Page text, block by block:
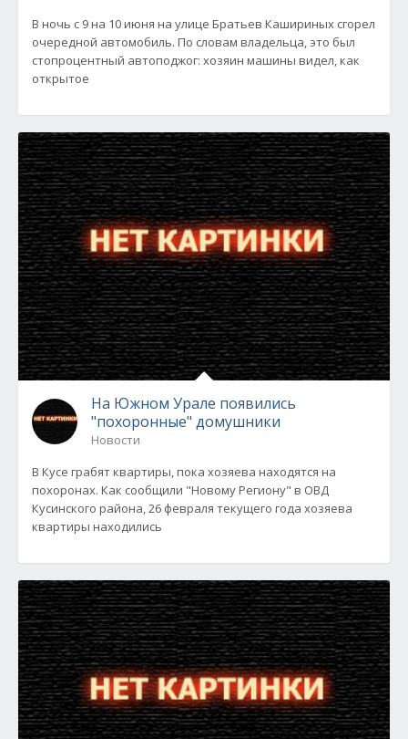
В ночь с 9 на 10 июня на улице Братьев Кашириных сгорел
очередной автомобиль. По словам владельца, это был
стопроцентный автоподжог: хозяин машины видел, как
открытое
На Южном Урале появились
"похоронные" домушники
Новости
В Кусе грабят квартиры, пока хозяева находятся на
похоронах. Как сообщили "Новому Региону" в ОВД
Кусинского района, 26 февраля текущего года хозяева
квартиры находились